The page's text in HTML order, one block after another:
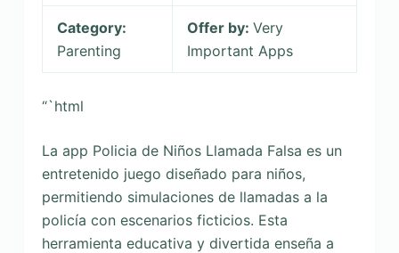
Category:
Parenting
Offer by: Very
Important Apps
“`html
La app Policia de Niños Llamada Falsa es un
entretenido juego diseñado para niños,
permitiendo simulaciones de llamadas a la
policía con escenarios ficticios. Esta
herramienta educativa y divertida enseña a